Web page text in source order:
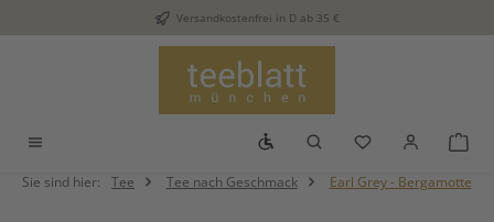
Zum Hauptinhalt springenVersandkostenfrei in D ab 35 €
Werkzeugleiste anzeigen
Du hast 0
Sie sind hier: Tee Tee nach Geschmack Earl Grey - Bergamotte